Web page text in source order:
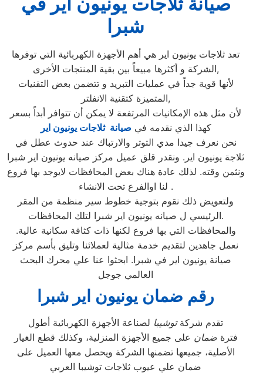
شبرا
تعد ثلاجات يونيون اير هي أهم الأجهزة الكهربائية التي توفرها
الشركة و أكثرها مبيعاً بين بقية المنتجات الأخرى,
لأنها قوية جداً في عمليات التبريد و تتضمن بعض التقنيات
المتميزة كتقنية الانفلتر,
لأن مثل هذه الإمكانيات المرتفعة لا يمكن أن تتوافر أبداً بسعر
كهذا الذي نقدمه في صيانة ثلاجات يونيون اير
نحن نعرف جيدا مدي التوتر والارتباك عند حدوث عطل في
ثلاجة يونيون اير. ونقدر قلق عميل مركز صيانه يونيون اير شبرا
ونثمن وقته. لذلك عادة هناك بعض المحافظات لايوجد بها فروع
لنا اوالفرع تحت الانشاء .
ولتعويض ذلك نقوم بتوجية خطوط سير منظمة من المقر
الرئيسي ل صيانه يونيون اير شبرا لتلك المحافظات.
والمحافظات التي بها فروع لكنها ذات كثافة سكانية عالية.
نعمل جاهدين لتقديم خدمة مثالية لعملائنا وتليق بأسم مركز
صيانة يونيون اير في شبرا. ابحثوا عنا علي محرك البحث
العالمي جوجل
رقم ضمان يونيون اير شبرا
تقدم شركةتوشيبا لصناعة الأجهزة الكهربائية أطول
فترةضمان على جميع الأجهزة المنزلية، وكذلك قطع الغيار
الأصلية، جميعها تضمنها الشركة ويحصل معها العميل على
ضمان علي عيوب ثلاجات توشيبا العربي